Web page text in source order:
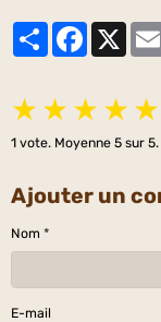
PartagerFacebook
★ ★ ★ ★ ★
1 vote. Moyenne 5 sur 5.
Ajouter un
Nom
E-mail